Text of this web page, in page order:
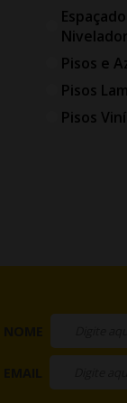
Pisos e
Pisos
Pisos